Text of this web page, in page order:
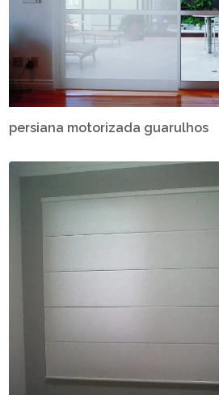
persiana motorizada guarulhos